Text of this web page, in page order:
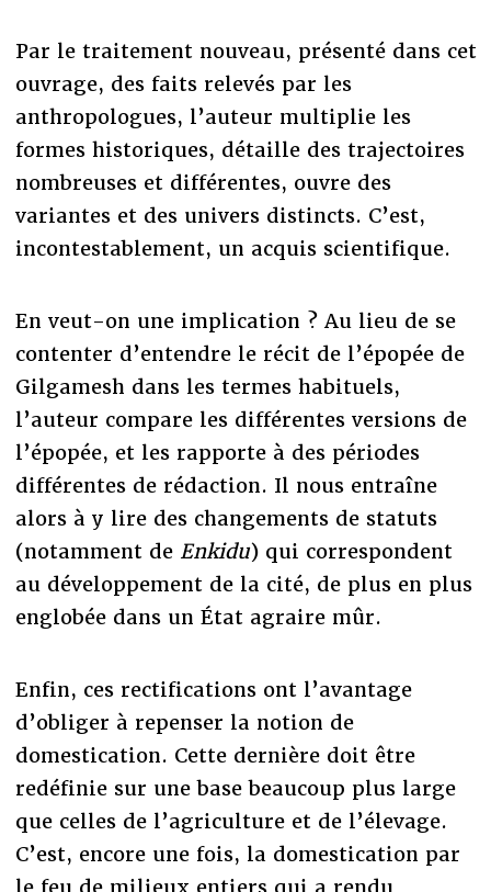
Par le traitement nouveau, présenté dans cet
ouvrage, des faits relevés par les
anthropologues, l’auteur multiplie les
formes historiques, détaille des trajectoires
nombreuses et différentes, ouvre des
variantes et des univers distincts. C’est,
incontestablement, un acquis scientifique.
En veut-on une implication ? Au lieu de se
contenter d’entendre le récit de l’épopée de
Gilgamesh dans les termes habituels,
l’auteur compare les différentes versions de
l’épopée, et les rapporte à des périodes
différentes de rédaction. Il nous entraîne
alors à y lire des changements de statuts
(notamment de Enkidu) qui correspondent
au développement de la cité, de plus en plus
englobée dans un État agraire mûr.
Enfin, ces rectifications ont l’avantage
d’obliger à repenser la notion de
domestication. Cette dernière doit être
redéfinie sur une base beaucoup plus large
que celles de l’agriculture et de l’élevage.
C’est, encore une fois, la domestication par